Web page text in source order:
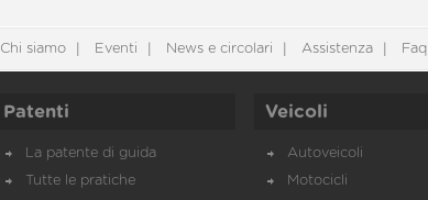
Chi siamo Eventi News e circolari Assistenza Faq
Patenti
La patente di guida
Tutte le pratiche
Veicoli
Autoveicoli
Motocicli